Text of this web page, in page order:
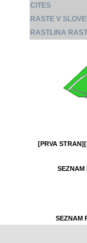
CITES
RASTE V
RASTLINA
[PRVA STRAN]
SEZNAM
SEZNAM